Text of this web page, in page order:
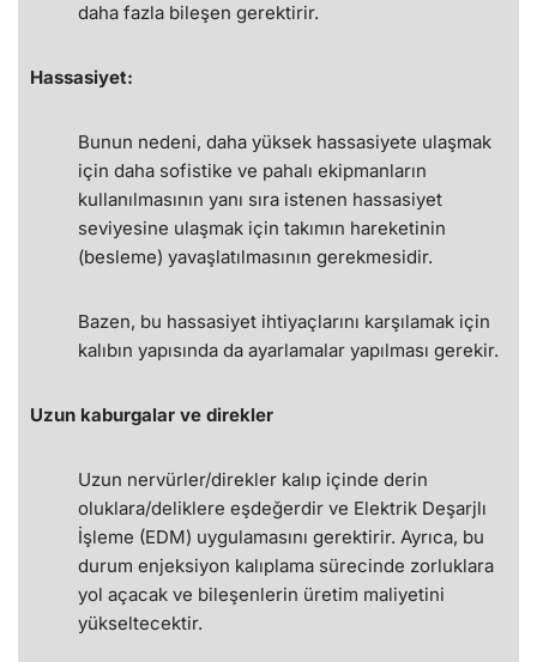
daha fazla bileşen gerektirir.
Hassasiyet:
Bunun nedeni, daha yüksek hassasiyete ulaşmak
için daha sofistike ve pahalı ekipmanların
kullanılmasının yanı sıra istenen hassasiyet
seviyesine ulaşmak için takımın hareketinin
(besleme) yavaşlatılmasının gerekmesidir.
Bazen, bu hassasiyet ihtiyaçlarını karşılamak için
kalıbın yapısında da ayarlamalar yapılması gerekir.
Uzun kaburgalar ve direkler
Uzun nervürler/direkler kalıp içinde derin
oluklara/deliklere eşdeğerdir ve Elektrik Deşarjlı
İşleme (EDM) uygulamasını gerektirir. Ayrıca, bu
durum enjeksiyon kalıplama sürecinde zorluklara
yol açacak ve bileşenlerin üretim maliyetini
yükseltecektir.